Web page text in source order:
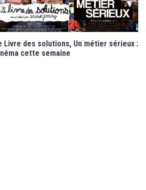
Livre des solutions, Un métier sérieux :
cette semaine